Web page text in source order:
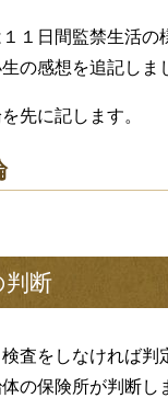
１日間監禁生活
の感想を追記しま
先に記します。
判断
査をしなければ
の保険所が判断し